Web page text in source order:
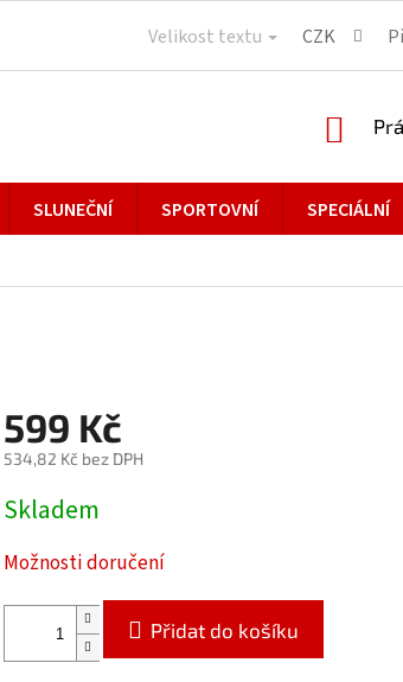
Velikost textu CZK
SLUNEČNÍ SPORTOVNÍ SPECIÁLNÍ
599 Kč
534,82 Kč bez DPH
Měrná
cena:
Skladem
Možnosti doručení
Přidat do košíku